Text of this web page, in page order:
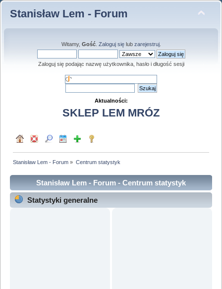
Stanisław Lem - Forum
Witamy, Gość. Zaloguj sięlub zarejestruj.
Zaloguj się podając nazwę użytkownika, hasło i długość sesji
Aktualności:
SKLEP LEM MRÓZ
Stanisław Lem - Forum » Centrum statystyk
Stanisław Lem - Forum - Centrum statystyk
Statystyki generalne